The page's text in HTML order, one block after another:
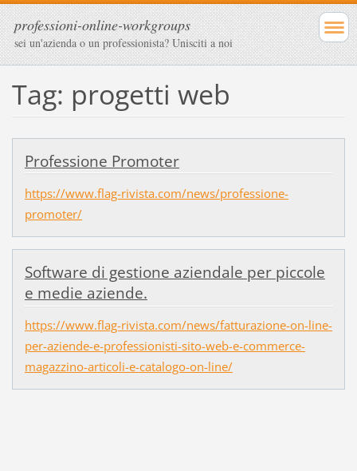
professioni-online-workgroups
sei un'azienda o un professionista? Unisciti a noi
Tag: progetti web
Professione Promoter
https://www.flag-rivista.com/news/professione-
promoter/
Software di gestione aziendale per piccole
e medie aziende.
https://www.flag-rivista.com/news/fatturazione-on-line-
per-aziende-e-professionisti-sito-web-e-commerce-
magazzino-articoli-e-catalogo-on-line/